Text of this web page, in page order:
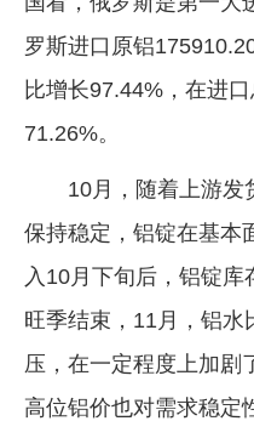
罗斯进口原铝
比增长97.44%，在进
71.26%。
10月，随着上游发
保持稳定，铝锭在基本
入10月下旬后，铝锭
旺季结束，11月，铝水
压，在一定程度上加剧
高位铝价也对需求稳定